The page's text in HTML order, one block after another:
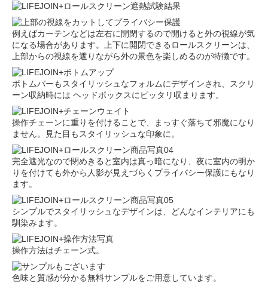
例えばカーテンなどは左右に開閉するので開けると外の視線が気
になる場合があります。上下に開閉できるロールスクリーンは、
上部からの視線を遮りながら外の景色を楽しめるのが特徴です。
ボトムバーもスタイリッシュなフォルムにデザインされ、スクリ
ーン収納時には ヘッドボックスにピッタリ収まります。
操作チェーンに重りを付けることで、まっすぐ落ちて邪魔になり
ません。見た目もスタイリッシュな印象に。
完全遮光なので閉めきると室内は真っ暗になり、夜に室内の明か
りを付けても外から人影が見えづらくプライバシー保護にもなり
ます。
シンプルでスタイリッシュなデザインは、どんなインテリアにも
馴染みます。
操作方法はチェーン式。
色味と質感が分かる無料サンプルをご用意しています。